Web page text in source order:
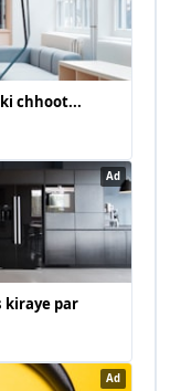
chhoot...
Ad
kiraye par
Ad